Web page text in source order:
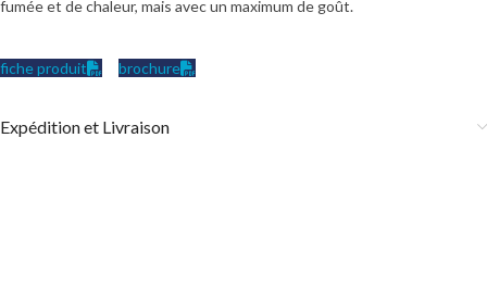
fumée et de chaleur, mais avec un maximum de goût.
fiche produit brochure
Expédition et Livraison